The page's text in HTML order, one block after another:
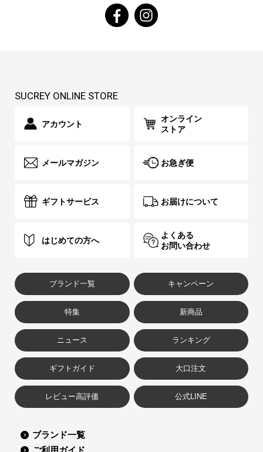
SUCREY ONLINE STORE
アカウント
オンライン
ストア
メールマガジン お急ぎ便
ギフトサービス お届けについて
はじめての方へ
よくある
お問い合わせ
ブランド一覧 キャンペーン
特集 新商品
ニュース ランキング
ギフトガイド 大口注文
レビュー高評価 公式LINE
ブランド一覧
ご利用ガイド